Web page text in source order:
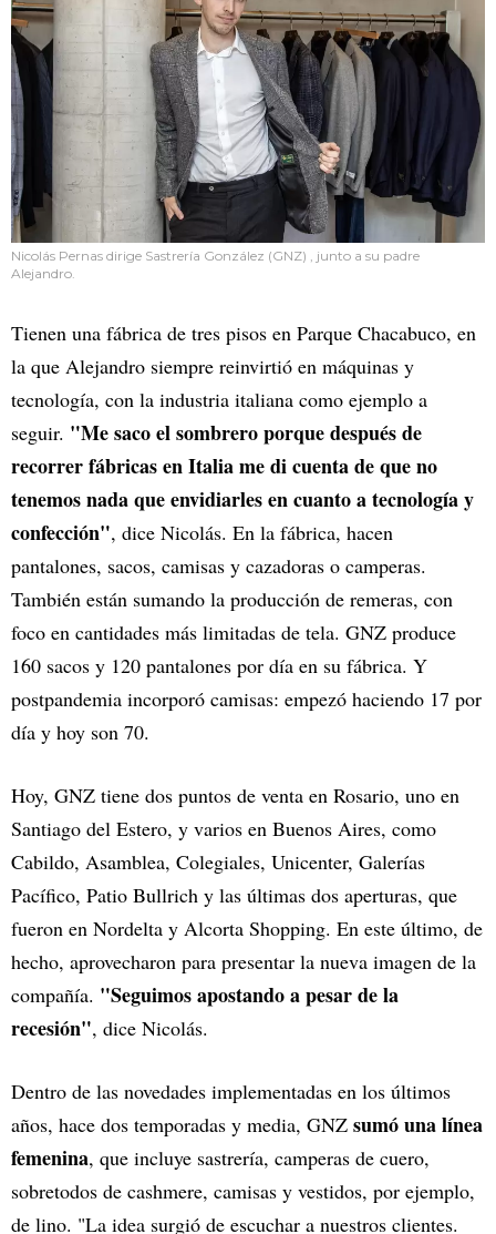
Nicolás Pernas dirige Sastrería González (GNZ) , junto a su padre
Alejandro.
Tienen una fábrica de tres pisos en Parque Chacabuco, en
la que Alejandro siempre reinvirtió en máquinas y
tecnología, con la industria italiana como ejemplo a
seguir. "Me saco el sombrero porque después de
recorrer fábricas en Italia me di cuenta de que no
tenemos nada que envidiarles en cuanto a tecnología y
confección", dice Nicolás. En la fábrica, hacen
pantalones, sacos, camisas y cazadoras o camperas.
También están sumando la producción de remeras, con
foco en cantidades más limitadas de tela. GNZ produce
160 sacos y 120 pantalones por día en su fábrica. Y
postpandemia incorporó camisas: empezó haciendo 17 por
día y hoy son 70.
Hoy, GNZ tiene dos puntos de venta en Rosario, uno en
Santiago del Estero, y varios en Buenos Aires, como
Cabildo, Asamblea, Colegiales, Unicenter, Galerías
Pacífico, Patio Bullrich y las últimas dos aperturas, que
fueron en Nordelta y Alcorta Shopping. En este último, de
hecho, aprovecharon para presentar la nueva imagen de la
compañía. "Seguimos apostando a pesar de la
recesión", dice Nicolás.
Dentro de las novedades implementadas en los últimos
años, hace dos temporadas y media, GNZ sumó una línea
femenina, que incluye sastrería, camperas de cuero,
sobretodos de cashmere, camisas y vestidos, por ejemplo,
de lino. "La idea surgió de escuchar a nuestros clientes.